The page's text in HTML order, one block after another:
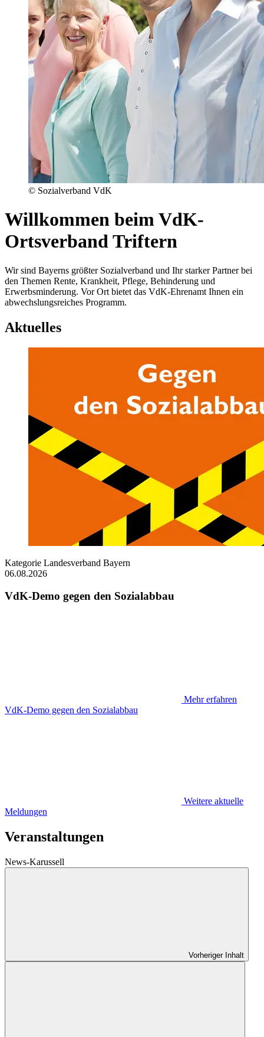
© Sozialverband VdK
Willkommen beim VdK-
Ortsverband Triftern
Wir sind Bayerns größter Sozialverband und Ihr starker Partner bei
den Themen Rente, Krankheit, Pflege, Behinderung und
Erwerbsminderung. Vor Ort bietet das VdK-Ehrenamt Ihnen ein
abwechslungsreiches Programm.
Aktuelles
Kategorie Landesverband Bayern
06.08.2026
VdK-Demo gegen den Sozialabbau
Mehr erfahren
VdK-Demo gegen den Sozialabbau
Weitere aktuelle
Meldungen
Veranstaltungen
News-Karussell
Vorheriger Inhalt